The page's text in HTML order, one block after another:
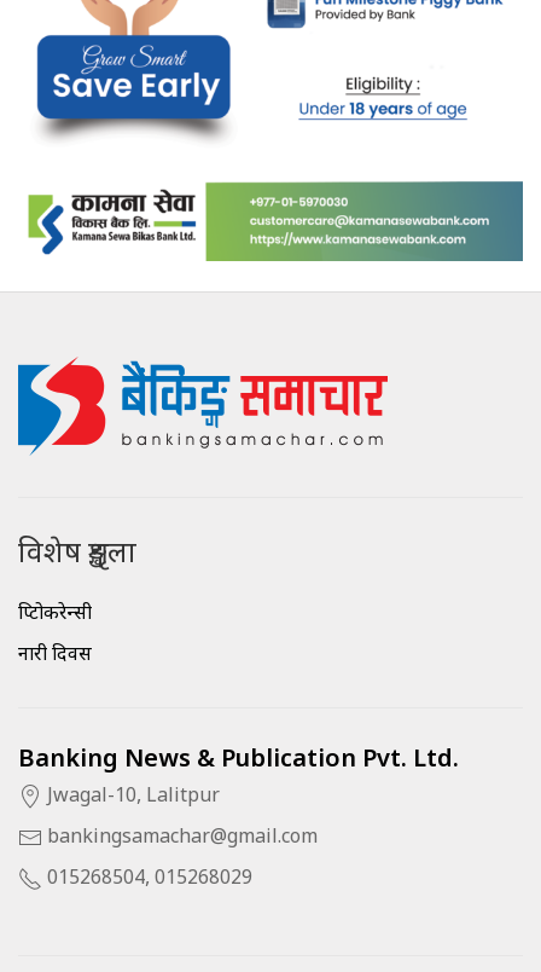
विशेष शृङ्खला
क्रिप्टोकरेन्सी
नारी दिवस
Banking News & Publication Pvt. Ltd.
Jwagal-10, Lalitpur
bankingsamachar@gmail.com
015268504, 015268029